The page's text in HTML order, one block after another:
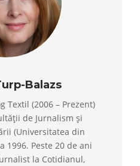
Balazs
Textil (2006 – Prezent)
de Jurnalism și
(Universitatea din
1996. Peste 20 de ani
la Cotidianul,